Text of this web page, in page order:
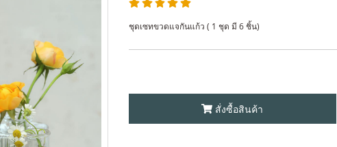
ชุดเซทขวดแจกันแก้ว ( 1 ชุด มี 6 ชิ้น)
สั่งซื้อสินค้า